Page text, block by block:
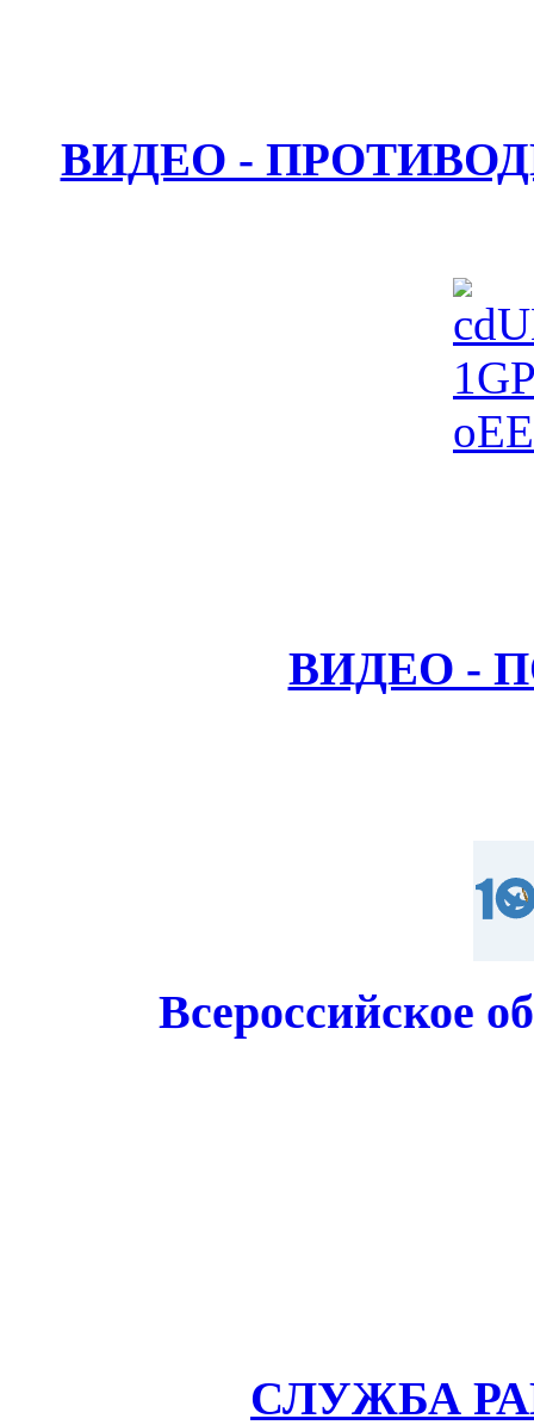
ВИДЕО -
ВИДЕО -
Всероссийское
СЛУЖБА